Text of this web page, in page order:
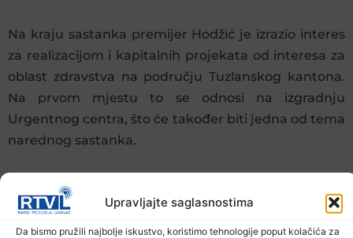
Upravljajte saglasnostima
Da bismo pružili najbolje iskustvo, koristimo tehnologije poput kolačića za
Na kraju sastanka premijer Hodžić je izrazio interes
za realizacijom i kapitalnih projekata od interesa za
oblast zdravstva na području Tuzlanskog kantona.
Na prvom mjestu to se odnosi na izgradnju
Urgentnog centra, što će također biti jedna od tema
narednog sastanka.